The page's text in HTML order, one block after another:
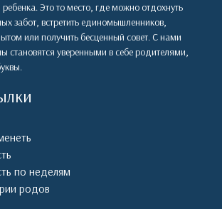
Это то место, где можно отдохнуть
забот, встретить единомышленников,
или получить бесценный совет. С нами
становятся уверенными в себе родителями,
по неделям
родов